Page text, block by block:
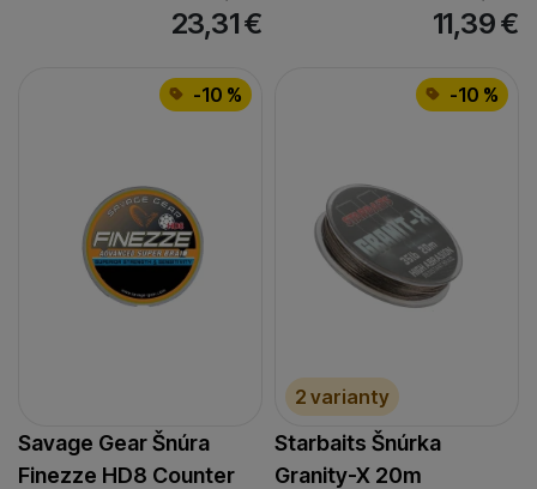
23,31€ 11,39€
-10 %
Savage Gear Šnúra
Finezze HD8 Counter
-10 %
2 varianty
Starbaits Šnúrka
Granity-X 20m